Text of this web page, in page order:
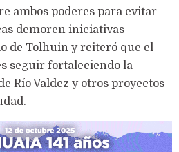
ambos poderes para evitar
demoren iniciativas
de Tolhuin y reiteró que el
seguir fortaleciendo la
Río Valdez y otros proyectos